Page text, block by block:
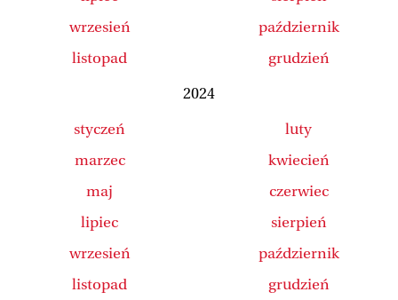
wrzesień
październik
listopad
grudzień
2024
styczeń
luty
marzec
kwiecień
maj
czerwiec
lipiec
sierpień
wrzesień
październik
listopad
grudzień